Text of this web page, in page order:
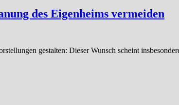
des Eigenheims vermeiden
gestalten: Dieser Wunsch scheint